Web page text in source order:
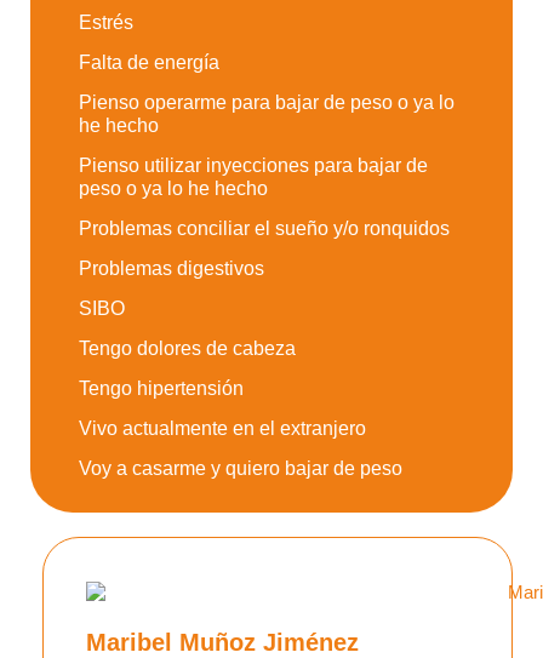
Estrés
Falta de energía
Pienso operarme para bajar de peso o ya lo
he hecho
Pienso utilizar inyecciones para bajar de
peso o ya lo he hecho
Problemas conciliar el sueño y/o ronquidos
Problemas digestivos
SIBO
Tengo dolores de cabeza
Tengo hipertensión
Vivo actualmente en el extranjero
Voy a casarme y quiero bajar de peso
Maribel Muñoz Jiménez